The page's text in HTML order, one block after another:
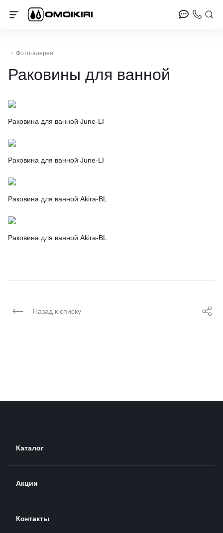
Фотогалерея
Раковины для ванной
Раковина для ванной June-LI
Раковина для ванной June-LI
Раковина для ванной Akira-BL
Раковина для ванной Akira-BL
Назад к списку
Каталог
Акции
Контакты